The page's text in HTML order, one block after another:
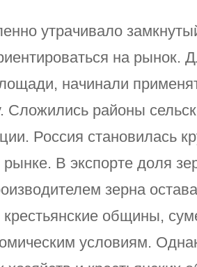
утрачивало
на рынок.
начинали
Сложились районы
Россия становилась
В экспорте доля
зерна
крестьянские общины,
условиям.